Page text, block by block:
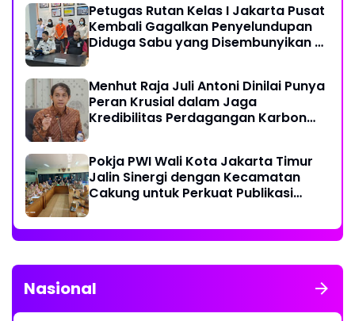
Petugas Rutan Kelas I Jakarta Pusat
Kembali Gagalkan Penyelundupan
Diduga Sabu yang Disembunyikan di
Menhut Raja Juli Antoni Dinilai Punya
Peran Krusial dalam Jaga
Kredibilitas Perdagangan Karbon
Pokja PWI Wali Kota Jakarta Timur
Jalin Sinergi dengan Kecamatan
Cakung untuk Perkuat Publikasi
Nasional